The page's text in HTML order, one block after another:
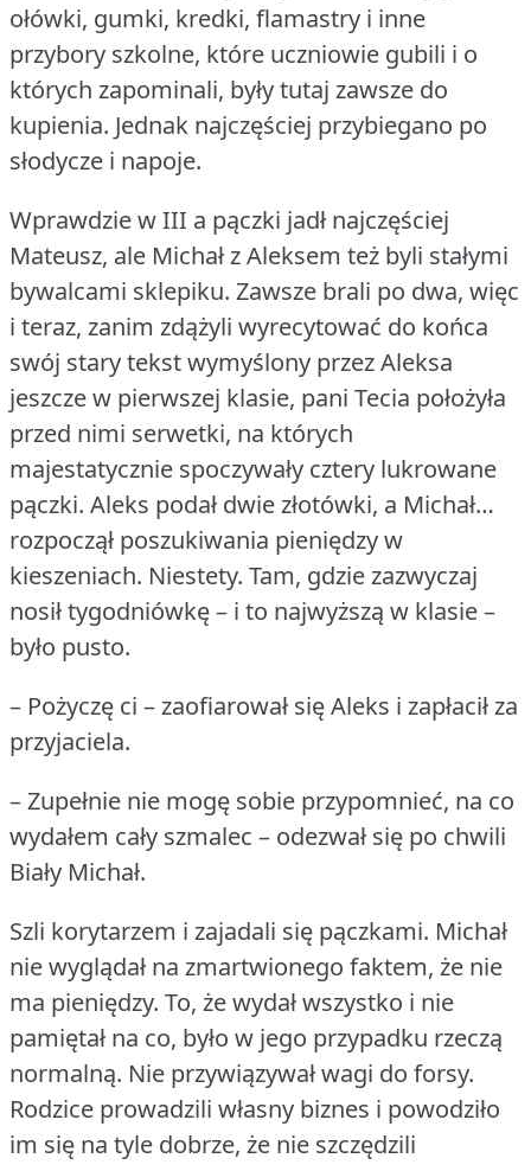
ołówki, gumki, kredki, flamastry i inne
przybory szkolne, które uczniowie gubili i o
których zapominali, były tutaj zawsze do
kupienia. Jednak najczęściej przybiegano po
słodycze i napoje.
Wprawdzie w III a pączki jadł najczęściej
Mateusz, ale Michał z Aleksem też byli stałymi
bywalcami sklepiku. Zawsze brali po dwa, więc
i teraz, zanim zdążyli wyrecytować do końca
swój stary tekst wymyślony przez Aleksa
jeszcze w pierwszej klasie, pani Tecia położyła
przed nimi serwetki, na których
majestatycznie spoczywały cztery lukrowane
pączki. Aleks podał dwie złotówki, a Michał…
rozpoczął poszukiwania pieniędzy w
kieszeniach. Niestety. Tam, gdzie zazwyczaj
nosił tygodniówkę – i to najwyższą w klasie –
było pusto.
– Pożyczę ci – zaofiarował się Aleks i zapłacił za
przyjaciela.
– Zupełnie nie mogę sobie przypomnieć, na co
wydałem cały szmalec – odezwał się po chwili
Biały Michał.
Szli korytarzem i zajadali się pączkami. Michał
nie wyglądał na zmartwionego faktem, że nie
ma pieniędzy. To, że wydał wszystko i nie
pamiętał na co, było w jego przypadku rzeczą
normalną. Nie przywiązywał wagi do forsy.
Rodzice prowadzili własny biznes i powodziło
im się na tyle dobrze, że nie szczędzili